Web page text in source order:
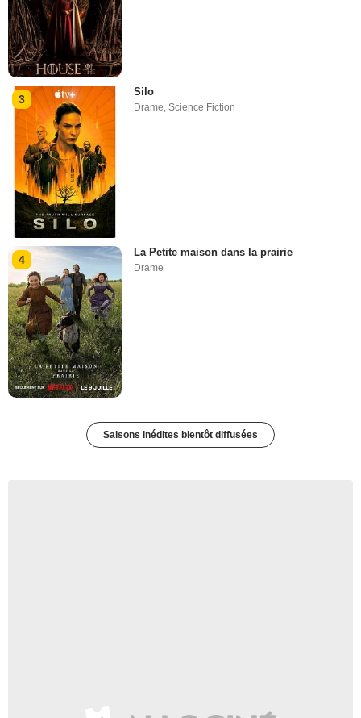
3
Silo
Drame,Science Fiction
4
La Petite maison dans la prairie
Drame
Saisons inédites bientôt diffusées